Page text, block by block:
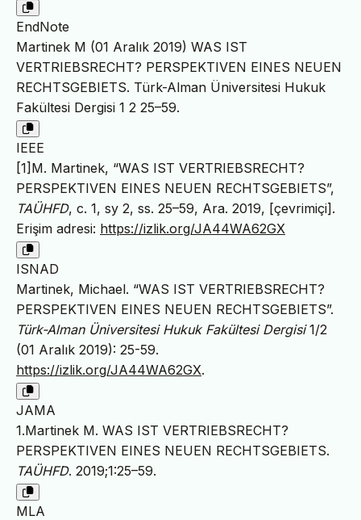
EndNote
Martinek M (01 Aralık 2019) WAS IST
VERTRIEBSRECHT? PERSPEKTIVEN EINES NEUEN
RECHTSGEBIETS. Türk-Alman Üniversitesi Hukuk
Fakültesi Dergisi 1 2 25–59.
IEEE
[1]M. Martinek, “WAS IST VERTRIEBSRECHT?
PERSPEKTIVEN EINES NEUEN RECHTSGEBIETS”,
TAÜHFD, c. 1, sy 2, ss. 25–59, Ara. 2019, [çevrimiçi].
Erişim adresi: https://izlik.org/JA44WA62GX
ISNAD
Martinek, Michael. “WAS IST VERTRIEBSRECHT?
PERSPEKTIVEN EINES NEUEN RECHTSGEBIETS”.
Türk-Alman Üniversitesi Hukuk Fakültesi Dergisi1/2
(01 Aralık 2019): 25-59.
https://izlik.org/JA44WA62GX.
JAMA
1.Martinek M. WAS IST VERTRIEBSRECHT?
PERSPEKTIVEN EINES NEUEN RECHTSGEBIETS.
TAÜHFD. 2019;1:25–59.
MLA